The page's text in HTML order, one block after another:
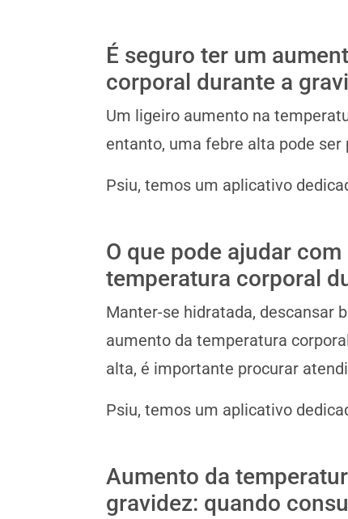
É seguro ter um
corporal durante a
Um ligeiro aumento na
entanto, uma febre alta pode
Psiu, temos um aplicativo
O que pode ajudar
temperatura corporal
Manter-se hidratada, descansar
aumento da temperatura
alta, é importante procurar
Psiu, temos um aplicativo
Aumento da
gravidez: quando